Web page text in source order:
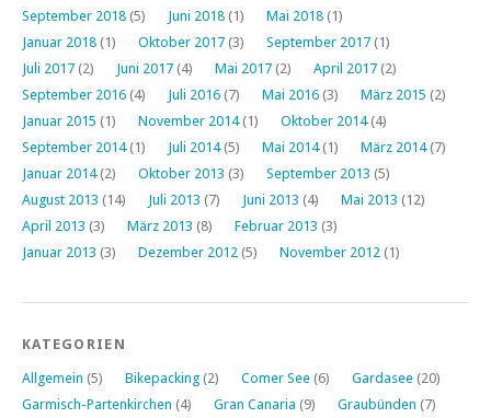
September 2018 (5) Juni 2018 (1) Mai 2018 (1)
Januar 2018 (1) Oktober 2017 (3) September 2017 (1)
Juli 2017 (2) Juni 2017 (4) Mai 2017 (2) April 2017 (2)
September 2016 (4) Juli 2016 (7) Mai 2016 (3) März 2015 (2)
Januar 2015 (1) November 2014(1) Oktober 2014(4)
September 2014(1) Juli 2014(5) Mai 2014(1) März 2014(7)
Januar 2014(2) Oktober 2013 (3) September 2013 (5)
August 2013 (14) Juli 2013 (7) Juni 2013 (4) Mai 2013 (12)
April 2013 (3) März 2013 (8) Februar 2013 (3)
Januar 2013 (3) Dezember 2012 (5) November 2012 (1)
KATEGORIEN
Allgemein (5) Bikepacking (2) Comer See (6) Gardasee (20)
Garmisch-Partenkirchen (4) Gran Canaria (9) Graubünden (7)